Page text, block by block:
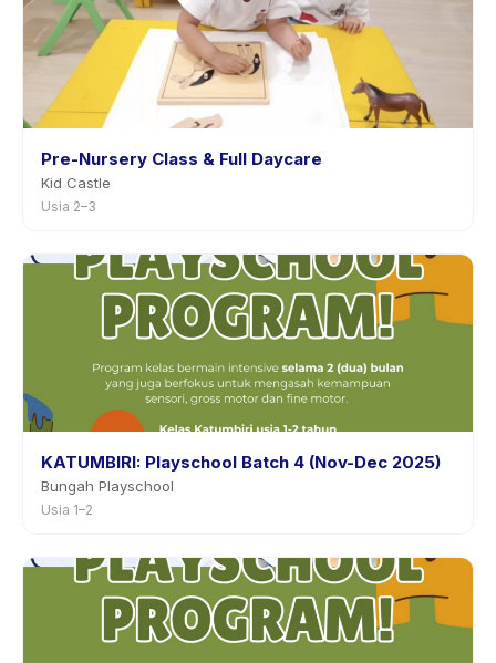
Pre-Nursery Class & Full Daycare
Kid Castle
Usia 2–3
KATUMBIRI: Playschool Batch 4 (Nov-Dec 2025)
Bungah Playschool
Usia 1–2